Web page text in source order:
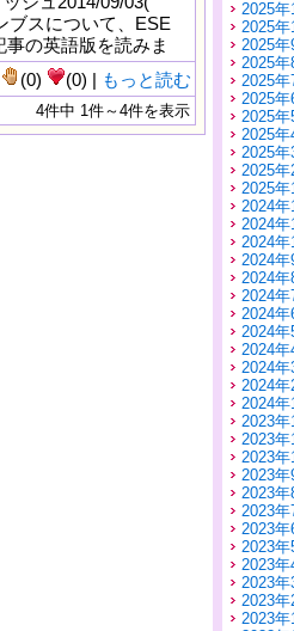
ブスについて、ESE
の英語版を読みま
(0) (0) | もっと読む
4件中 1件～4件を表示
2025
2025
2025
2025
2025
2025
2025
2025
2025
2025
2025
2024
2024
2024
2024
2024
2024
2024
2024
2024
2024
2024
2024
2023
2023
2023
2023
2023
2023
2023
2023
2023
2023
2023
2023